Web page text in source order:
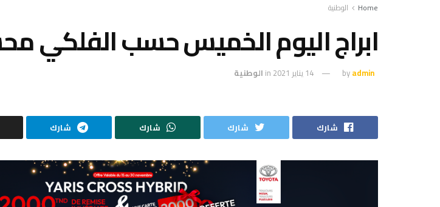
Home الوطنية
ابراج اليوم الخميس حسب الفلكي
byadmin 14 يناير 2021 in الوطنية
شارك شارك شارك شارك